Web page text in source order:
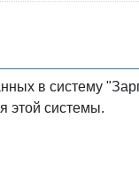
бесплатно
мы договоримся об
в систему
этой системы.